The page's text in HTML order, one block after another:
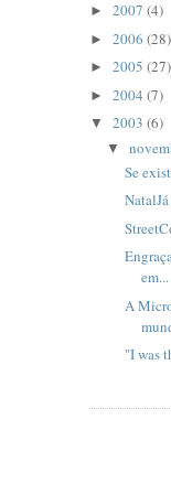
► 2007 (4)
► 2006 (28)
► 2005 (27)
► 2004 (7)
▼ 2003 (6)
▼
Se
em...
A
"I was